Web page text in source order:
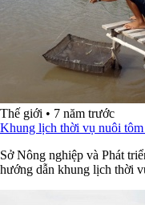
Thế giới • 7 năm trước
Khung lịch thời vụ nuôi
Sở Nông nghiệp và Phát
hướng dẫn khung lịch thời